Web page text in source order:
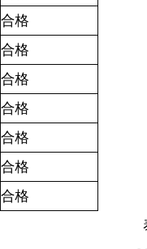
合格
合格
合格
合格
合格
合格
合格